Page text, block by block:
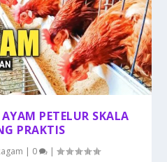
PETELUR SKALA
PRAKTIS
| 0 |